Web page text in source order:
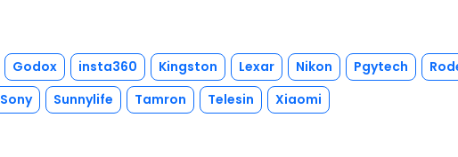
Godox insta360 Kingston Lexar Nikon Pgytech
Sony Sunnylife Tamron Telesin Xiaomi